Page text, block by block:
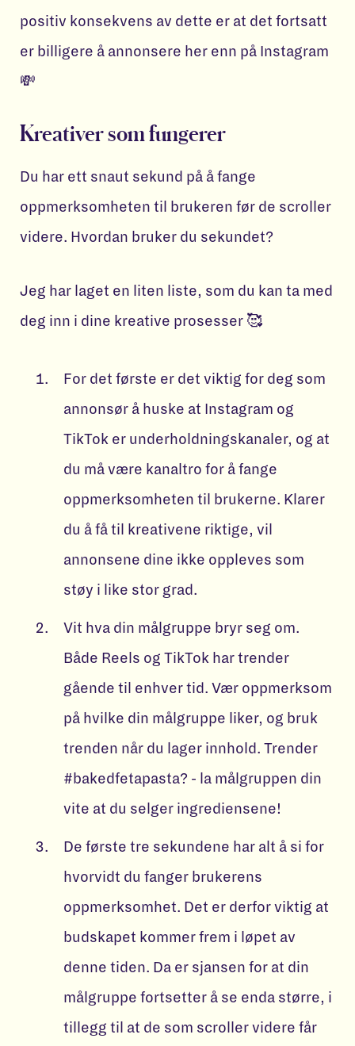
positiv konsekvens av dette er at det fortsatt
er billigere å annonsere her enn på Instagram
💸
Kreativer som fungerer
Du har ett snaut sekund på å fange
oppmerksomheten til brukeren før de scroller
videre. Hvordan bruker du sekundet?
Jeg har laget en liten liste, som du kan ta med
deg inn i dine kreative prosesser 🥰
For det første er det viktig for deg som
annonsør å huske at Instagram og
TikTok er underholdningskanaler, og at
du må være kanaltro for å fange
oppmerksomheten til brukerne. Klarer
du å få til kreativene riktige, vil
annonsene dine ikke oppleves som
støy i like stor grad.
Vit hva din målgruppe bryr seg om.
Både Reels og TikTok har trender
gående til enhver tid. Vær oppmerksom
på hvilke din målgruppe liker, og bruk
trenden når du lager innhold. Trender
#bakedfetapasta? - la målgruppen din
vite at du selger ingrediensene!
De første tre sekundene har alt å si for
hvorvidt du fanger brukerens
oppmerksomhet. Det er derfor viktig at
budskapet kommer frem i løpet av
denne tiden. Da er sjansen for at din
målgruppe fortsetter å se enda større, i
tillegg til at de som scroller videre får